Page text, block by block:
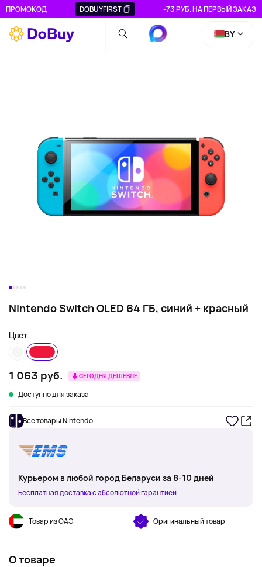
ПРОМОКОД DOBUYFIRST -73 РУБ. НА ПЕРВЫЙ ЗАКАЗ
BY
Nintendo Switch OLED 64 ГБ, синий + красный
Цвет
1 063 руб. СЕГОДНЯ ДЕШЕВЛЕ
Доступно для заказа
Все товары Nintendo
Курьером в любой город Беларуси за 8-10 дней
Бесплатная доставка с абсолютной гарантией
Товар из ОАЭ Оригинальный товар
О товаре